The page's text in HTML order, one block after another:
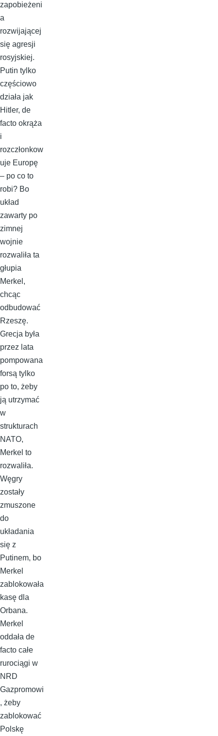
zapobieżeni
a
rozwijającej
się agresji
rosyjskiej.
Putin tylko
częściowo
działa jak
Hitler, de
facto okrąża
i
rozczłonkow
uje Europę
– po co to
robi? Bo
układ
zawarty po
zimnej
wojnie
rozwaliła ta
głupia
Merkel,
chcąc
odbudować
Rzeszę.
Grecja była
przez lata
pompowana
forsą tylko
po to, żeby
ją utrzymać
w
strukturach
NATO,
Merkel to
rozwaliła.
Węgry
zostały
zmuszone
do
układania
się z
Putinem, bo
Merkel
zablokowała
kasę dla
Orbana.
Merkel
oddała de
facto całe
rurociągi w
NRD
Gazpromowi
, żeby
zablokować
Polskę